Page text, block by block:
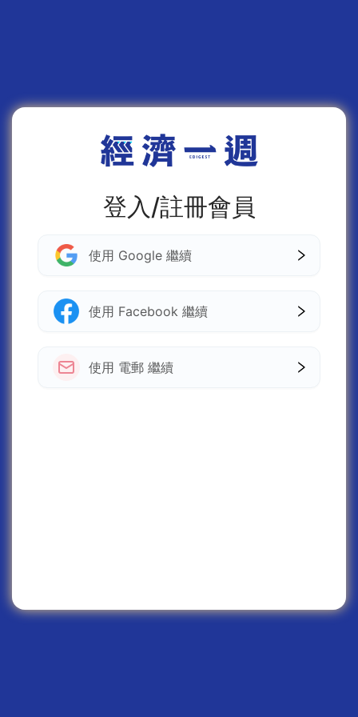
登入/註冊會員
使用 Google 繼續
使用 Facebook 繼續
使用 電郵 繼續